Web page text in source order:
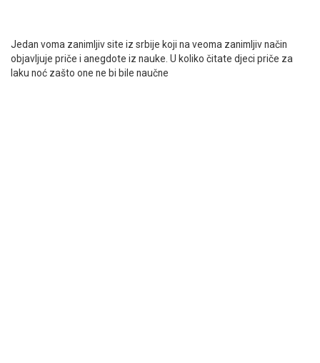
Jedan voma zanimljiv site iz srbije koji na veoma zanimljiv način
objavljuje priče i anegdote iz nauke. U koliko čitate djeci priče za
laku noć zašto one ne bi bile naučne